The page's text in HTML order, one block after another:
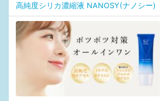
高純度シリカ濃縮液 NANOSY(ナノシー)